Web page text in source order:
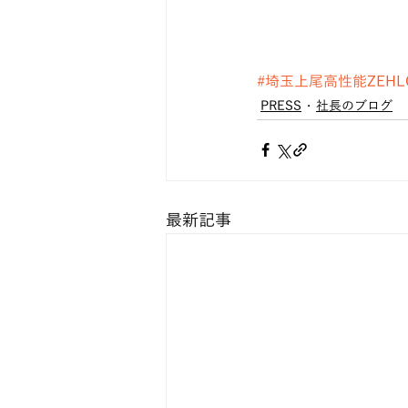
#埼玉上尾高性能
PRESS 社長のブログ
最新記事